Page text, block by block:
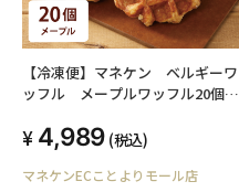
【冷凍便】マネケン ベルギーワ
ッフル メープルワッフル20個入
4,989 (税込)
マネケンECことよりモール店